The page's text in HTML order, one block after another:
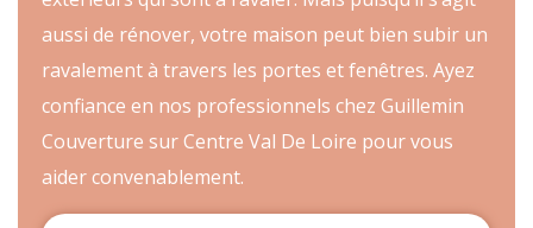
aussi de rénover, votre maison peut bien subir un
ravalement à travers les portes et fenêtres. Ayez
confiance en nos professionnels chez Guillemin
Couverture sur Centre Val De Loire pour vous
aider convenablement.